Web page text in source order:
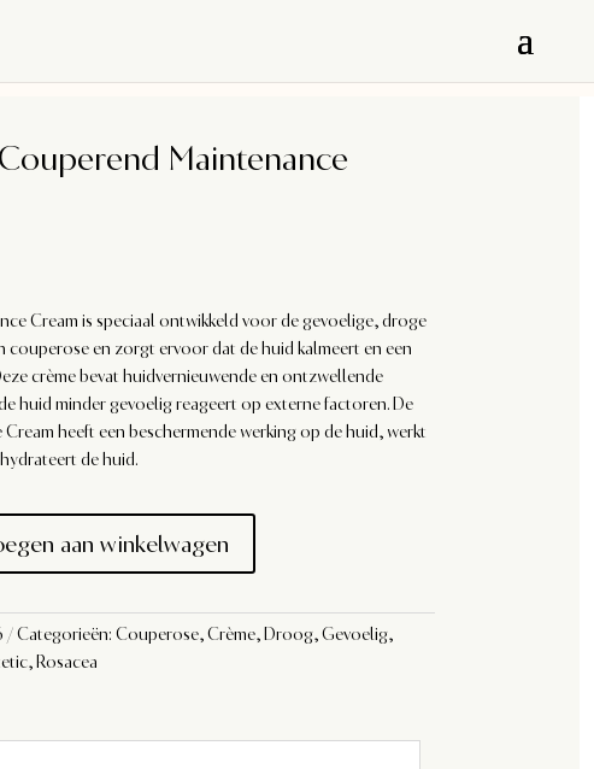
Maintenance
Cream is speciaal ontwikkeld voor de gevoelige, droge
couperose en zorgt ervoor dat de huid kalmeert en een
crème bevat huidvernieuwende en ontzwellende
huid minder gevoelig reageert op externe factoren. De
heeft een beschermende werking op de huid, werkt
de huid.
aan winkelwagen
Categorieën: Couperose, Crème, Droog, Gevoelig,
, Rosacea